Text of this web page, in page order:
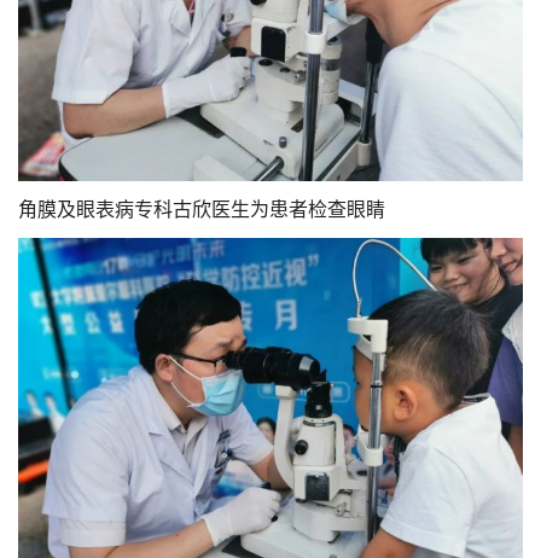
角膜及眼表病专科古欣医生为患者检查眼睛